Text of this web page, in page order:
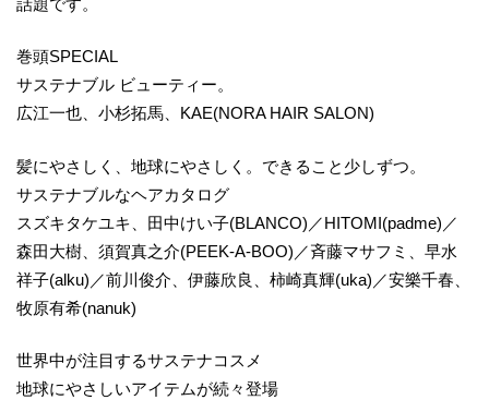
話題です。
巻頭SPECIAL
サステナブル ビューティー。
広江一也、小杉拓馬、KAE(NORA HAIR SALON)
髪にやさしく、地球にやさしく。できること少しずつ。
サステナブルなヘアカタログ
スズキタケユキ、田中けい子(BLANCO)／HITOMI(padme)／
森田大樹、須賀真之介(PEEK-A-BOO)／斉藤マサフミ、早水
祥子(alku)／前川俊介、伊藤欣良、柿崎真輝(uka)／安樂千春、
牧原有希(nanuk)
世界中が注目するサステナコスメ
地球にやさしいアイテムが続々登場